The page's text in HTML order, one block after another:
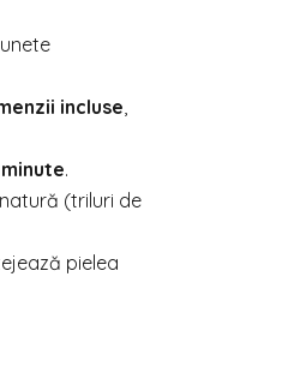
incluse,
.
(triluri de
pielea